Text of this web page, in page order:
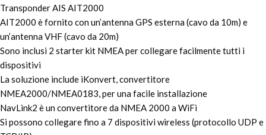
Transponder AIS AIT2000
AIT2000 è fornito con un’antenna GPS esterna (cavo da 10m) e
un’antenna VHF (cavo da 20m)
Sono inclusi 2 starter kit NMEA per collegare facilmente tutti i
dispositivi
La soluzione include iKonvert, convertitore
NMEA2000/NMEA0183, per una facile installazione
NavLink2 è un convertitore da NMEA 2000 a WiFi
Si possono collegare fino a 7 dispositivi wireless (protocollo UDP e